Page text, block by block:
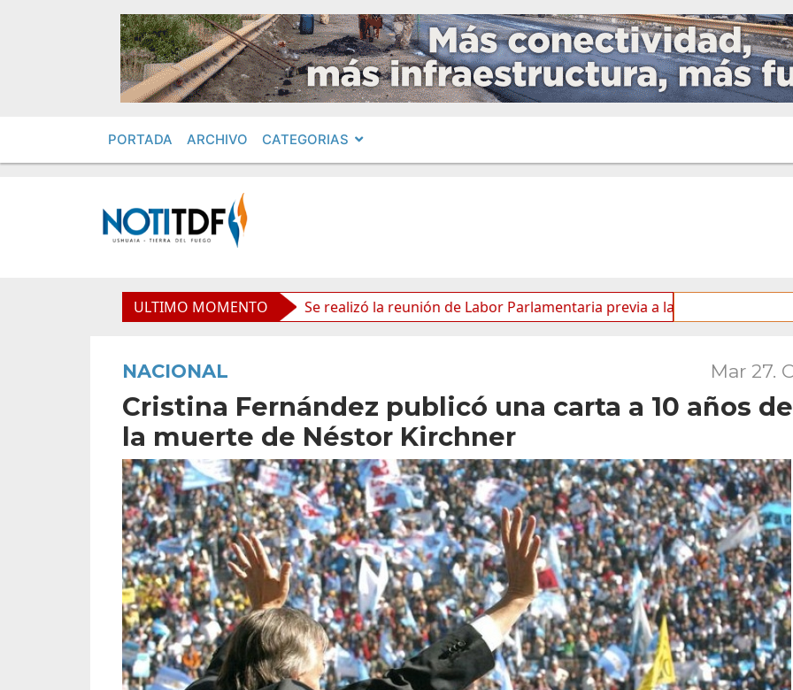
PORTADA ARCHIVO CATEGORIAS
ULTIMO MOMENTO
por «ficha limpia» Se realizó la reunión de Labor Parlamentaria previa a la 5.ª Sesión Ordinaria
NACIONAL Mar 27.
Cristina Fernández publicó una carta a 10 años de
la muerte de Néstor Kirchner